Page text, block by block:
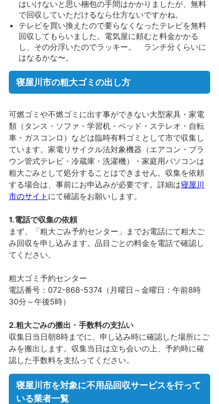
はいけないと思い梱包の手間はかかりましたが、無料
で回収していただけるなら仕方ないですかね。
テレビを買い換えたので要らなくなったテレビを無料
回収してもらいました。電気屋に頼むと料金かかる
し、その分浮いたのでラッキー。 ランチ分くらいに
はなるかな〜。
寝屋川市の粗大ゴミの出し方
可燃ゴミや不燃ゴミに出す事ができない大型家具・家電
類（タンス・ソファ・学習机・ベッド・ステレオ・自転
車・ガスコンロ）などは臨時有料ゴミとして市で収集し
ています。家電リサイクル法対象機器（エアコン・ブラ
ウン管式テレビ・冷蔵庫・洗濯機）・家庭用パソコンは
粗大ごみとして処分することはできません。収集を依頼
する場合は、事前にお申込みが必要です。詳細は寝屋川
市のサイト にて確認をお願いします。
1.電話で収集の依頼
まず、「粗大ごみ予約センター」までお電話にて粗大ご
み回収を申し込みます。品目ごとの料金を電話で確認し
てください。
粗大ゴミ予約センター
電話番号：072-868-5374（月曜日～金曜日：午前8時
30分～午後5時）
2.粗大ごみの搬出・手数料の支払い
収集日当日朝8時までに、申し込み時に確認した場所にご
みを搬出します。収集当日は立ち会いの上、予約時に確
認した手数料を支払ってください。
寝屋川市を対象に不用品回収サービスを行って
いる業者一覧